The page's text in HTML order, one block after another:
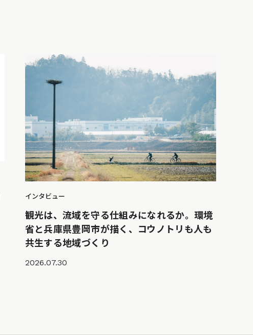
インタビュー
観光は、流域を守る仕組みになれるか。環境
省と兵庫県豊岡市が描く、コウノトリも人も
共生する地域づくり
2026.07.30